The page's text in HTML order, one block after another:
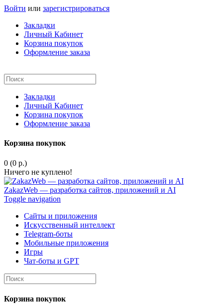
Войти или зарегистрироваться
Закладки
Личный Кабинет
Корзина покупок
Оформление заказа
Закладки
Личный Кабинет
Корзина покупок
Оформление заказа
Корзина покупок
0 (0 р.)
Ничего не куплено!
ZakazWeb — разработка сайтов, приложений и AI
Toggle navigation
Сайты и приложения
Искусственный интеллект
Telegram-боты
Мобильные приложения
Игры
Чат-боты и GPT
Корзина покупок